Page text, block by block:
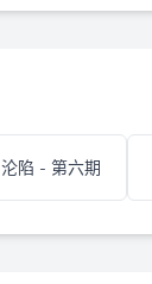
沦陷 - 第六期